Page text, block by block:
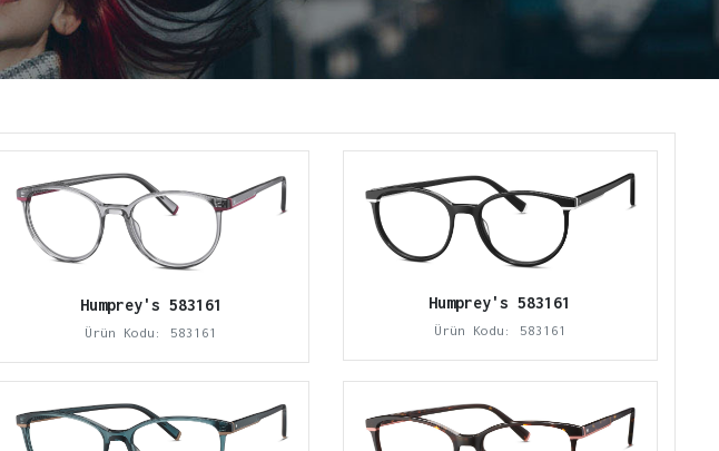
Humprey's 583161
Ürün Kodu: 583161
Humprey's 583161
Ürün Kodu: 583161